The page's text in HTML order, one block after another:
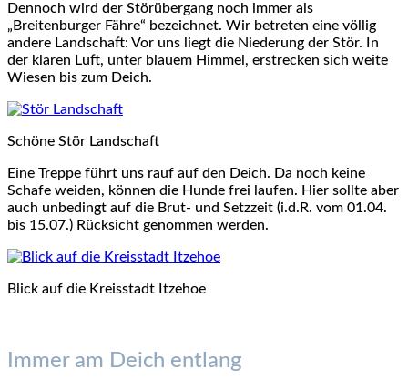
Dennoch wird der Störübergang noch immer als
„Breitenburger Fähre“ bezeichnet. Wir betreten eine völlig
andere Landschaft: Vor uns liegt die Niederung der Stör. In
der klaren Luft, unter blauem Himmel, erstrecken sich weite
Wiesen bis zum Deich.
Schöne Stör Landschaft
Eine Treppe führt uns rauf auf den Deich. Da noch keine
Schafe weiden, können die Hunde frei laufen. Hier sollte aber
auch unbedingt auf die Brut- und Setzzeit (i.d.R. vom 01.04.
bis 15.07.) Rücksicht genommen werden.
Blick auf die Kreisstadt Itzehoe
Immer am Deich entlang